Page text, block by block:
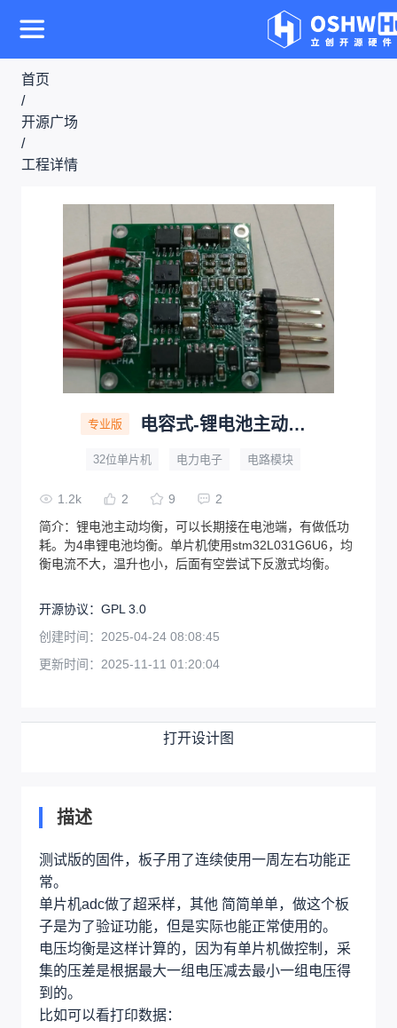
首页
/
开源广场
/
工程详情
专业版 电容式-锂电池主动均衡
32位单片机 电力电子 电路模块
1.2k 2 9
2
简介： 锂电池主动均衡，可以长期接在电池端，有做低功
耗。为4串锂电池均衡。单片机使用stm32L031G6U6，均
衡电流不大，温升也小，后面有空尝试下反激式均衡。
开源协议： GPL 3.0
创建时间： 2025-04-24 08:08:45
更新时间： 2025-11-11 01:20:04
打开设计图
描述
测试版的固件，板子用了连续使用一周左右功能正
常。
单片机adc做了超采样，其他 简简单单，做这个板
子是为了验证功能，但是实际也能正常使用的。
电压均衡是这样计算的，因为有单片机做控制，采
集的压差是根据最大一组电压减去最小一组电压得
到的。
比如可以看打印数据：